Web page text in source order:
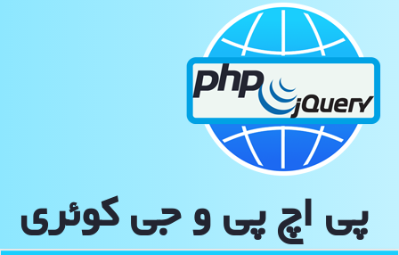
پی اچ پی و جی كوئری